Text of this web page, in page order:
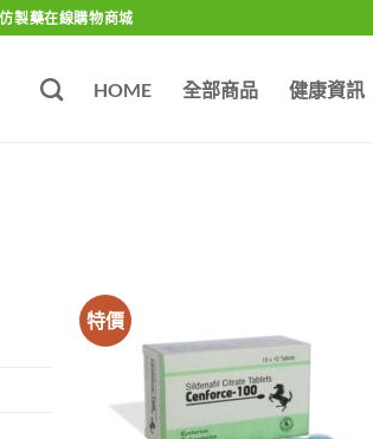
製藥在線購物商城
HOME 全部商品 健康資訊
特價